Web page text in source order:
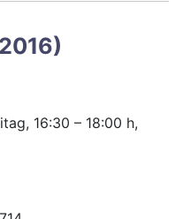
16:30 – 18:00 h,